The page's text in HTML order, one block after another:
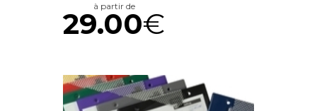
à partir de
29.00€